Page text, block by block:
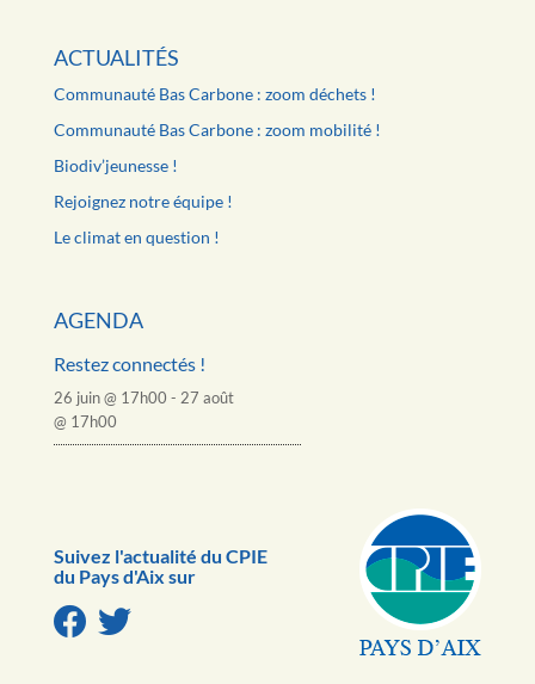
ACTUALITÉS
Communauté Bas Carbone : zoom déchets !
Communauté Bas Carbone : zoom mobilité !
Biodiv’jeunesse !
Rejoignez notre équipe !
Le climat en question !
AGENDA
Restez connectés !
26 juin @ 17h00 - 27 août
@ 17h00
Suivez l'actualité du CPIE
du Pays d'Aix sur